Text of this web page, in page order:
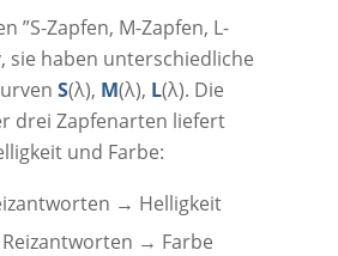
”S-Zapfen, M-Zapfen, L-
sie haben unterschiedliche
S(λ), M(λ), L(λ). Die
drei Zapfenarten liefert
und Farbe:
→ Helligkeit
→ Farbe